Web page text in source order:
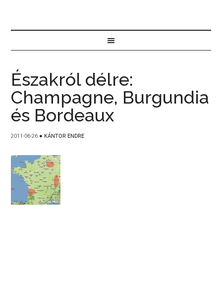
Északról délre:
Champagne, Burgundia
és Bordeaux
2011-06-26 ● KÁNTOR ENDRE